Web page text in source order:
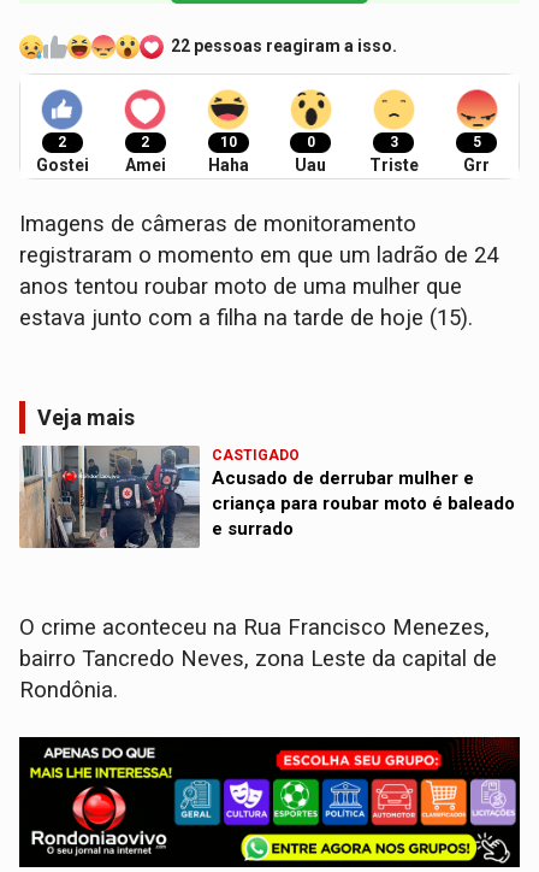
22 pessoas reagiram a isso.
2
Gostei
2
Amei
10
Haha
0
Uau
3
Triste
5
Grr
Imagens de câmeras de monitoramento
registraram o momento em que um ladrão de 24
anos tentou roubar moto de uma mulher que
estava junto com a filha na tarde de hoje (15).
Veja mais
CASTIGADO
Acusado de derrubar mulher e
criança para roubar moto é baleado
e surrado
O crime aconteceu na Rua Francisco Menezes,
bairro Tancredo Neves, zona Leste da capital de
Rondônia.